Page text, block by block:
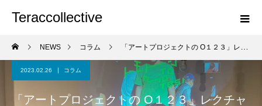
Teraccollective
NEWS コラム 「アートプロジェクトの O１２３」レクチャーコース 第10回講義（トモトシさんの回）を振り返って
2023.02.26 コラム
「アートプロジェクトの O１２３」レクチャ